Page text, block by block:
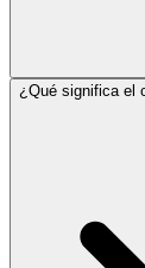
¿Qué significa el